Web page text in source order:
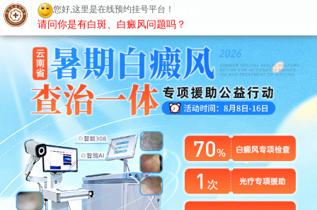
昆明白癜风医院
您好,这里是在线预约挂号平台！
请问你是有白斑、白癜风问题吗？